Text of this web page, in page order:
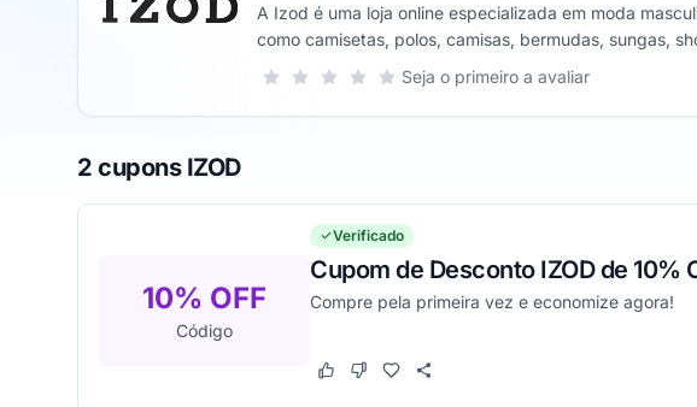
A Izod é uma loja online especializada em moda
como camisetas, polos, camisas, bermudas, sungas,
coletes, gravatas, e muito mais.
Sua nota para IZOD, de 1 a 5 estrelas
5 estrelas
4 estrelas
3 estrelas
2 estrelas
1 estrela Seja o primeiro a avaliar
2 cupons IZOD
10% OFF
Código
Verificado
Cupom de Desconto IZOD de 10%
Compre pela primeira vez e economize agora!
Este cupom funcionou
Este cupom não funcionou